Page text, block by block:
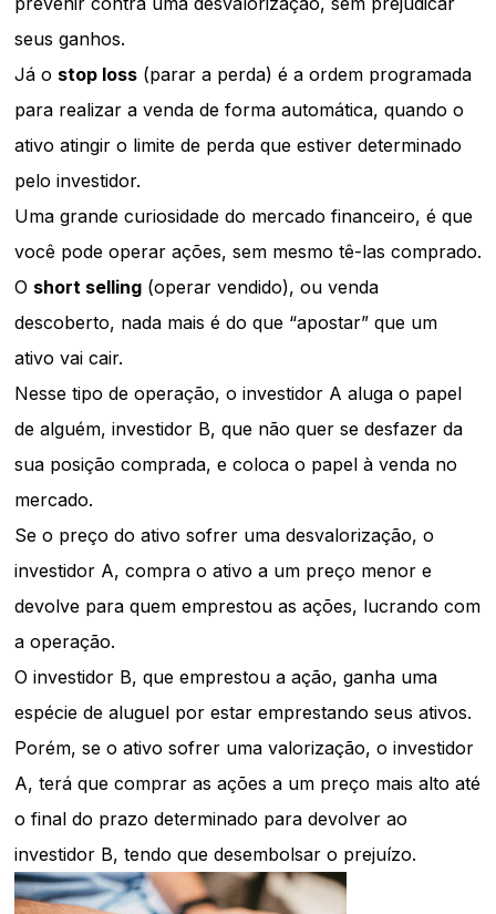
seus ganhos.
Já o stop loss(parar a perda) é a ordem programada
para realizar a venda de forma automática, quando o
ativo atingir o limite de perda que estiver determinado
pelo investidor.
Uma grande curiosidade do mercado financeiro, é que
você pode operar ações, sem mesmo tê-las comprado.
O short selling(operar vendido), ou venda
descoberto, nada mais é do que “apostar” que um
ativo vai cair.
Nesse tipo de operação, o investidor A aluga o papel
de alguém, investidor B, que não quer se desfazer da
sua posição comprada, e coloca o papel à venda no
mercado.
Se o preço do ativo sofrer uma desvalorização, o
investidor A, compra o ativo a um preço menor e
devolve para quem emprestou as ações, lucrando com
a operação.
O investidor B, que emprestou a ação, ganha uma
espécie de aluguel por estar emprestando seus ativos.
Porém, se o ativo sofrer uma valorização, o investidor
A, terá que comprar as ações a um preço mais alto até
o final do prazo determinado para devolver ao
investidor B, tendo que desembolsar o prejuízo.